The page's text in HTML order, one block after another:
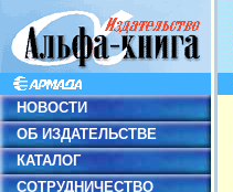
НОВОСТИ
ОБ ИЗДАТЕЛЬСТВЕ
КАТАЛОГ
СОТРУДНИЧЕСТВО